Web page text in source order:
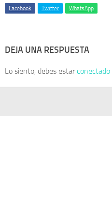
Facebook Twitter WhatsApp
DEJA UNA RESPUESTA
Lo siento, debes estarconectado